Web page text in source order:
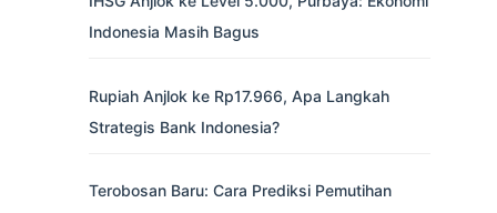
Indonesia Masih Bagus
Rupiah Anjlok ke Rp17.966, Apa Langkah
Strategis Bank Indonesia?
Terobosan Baru: Cara Prediksi Pemutihan